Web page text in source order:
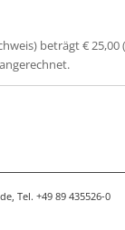
beträgt €
Tel. +49 89 435526-0